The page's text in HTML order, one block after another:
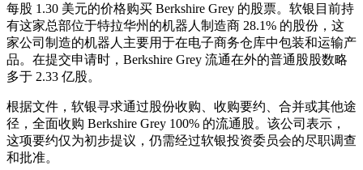
每股 1.30 美元的价格购买 Berkshire Grey 的股票。软银目前持
有这家总部位于特拉华州的机器人制造商 28.1% 的股份，这
家公司制造的机器人主要用于在电子商务仓库中包装和运输产
品。在提交申请时，Berkshire Grey 流通在外的普通股股数略
多于 2.33 亿股。
根据文件，软银寻求通过股份收购、收购要约、合并或其他途
径，全面收购 Berkshire Grey 100% 的流通股。该公司表示，
这项要约仅为初步提议，仍需经过软银投资委员会的尽职调查
和批准。